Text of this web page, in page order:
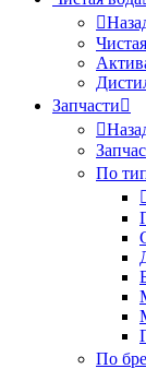
Запчасти
По
По